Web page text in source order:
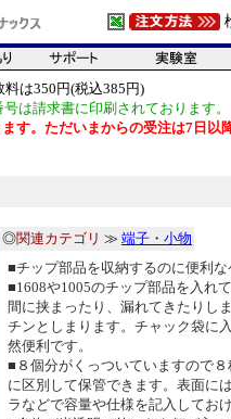
は350円(税込385円)
は請求書に印刷されております。
す。ただいまからの受注は7日以
◎関連カテゴリ ≫ 端子・小物
■チップ部品を収納するのに便利な
■1608や1005のチップ部品を入れ
間に挟まったり、漏れてきたりし
チンとしまります。チャック袋に
然便利です。
■８個分がくっついていますので
に区別して保管できます。表面に
ラなどで容量や仕様を記入しておけ